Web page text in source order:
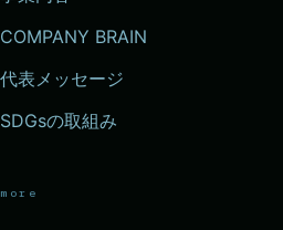
COMPANY BRAIN
代表メッセージ
SDGsの取組み
more